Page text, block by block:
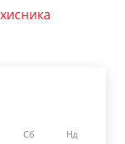
Сб Нд